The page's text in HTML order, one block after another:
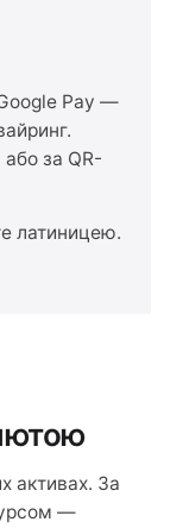
Pay —
за QR-
латиницею.
активах. За
—